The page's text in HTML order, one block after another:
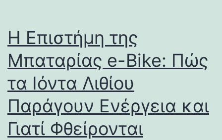
Η Επιστήμη της
Μπαταρίας e-Bike: Πώς
τα Ιόντα Λιθίου
Παράγουν Ενέργεια και
Γιατί Φθείρονται